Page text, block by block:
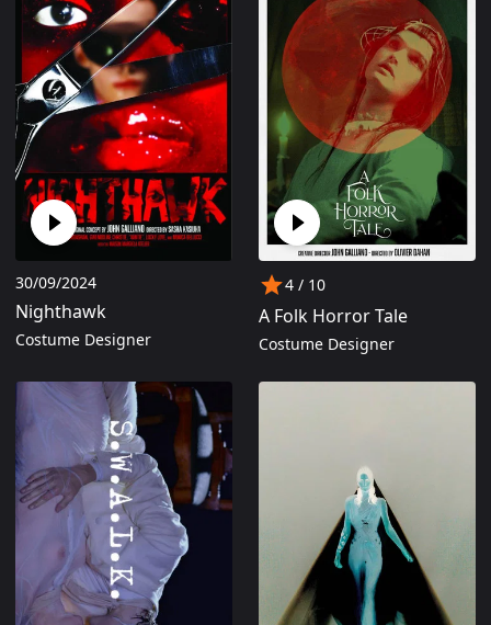
30/09/2024
Nighthawk
Costume Designer
4 / 10
A Folk Horror Tale
Costume Designer